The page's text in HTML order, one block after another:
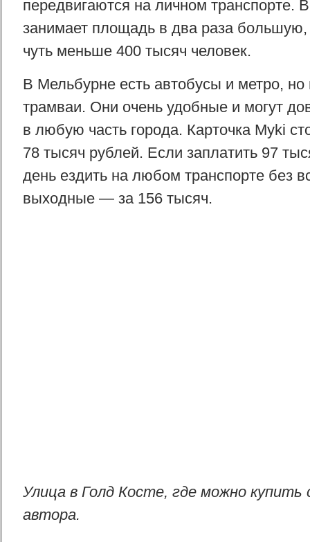
передвигаются на личном транспорте.
занимает площадь в два раза
чуть меньше 400 тысяч человек.
В Мельбурне есть автобусы и метро, но
трамваи. Они очень удобные и могут
в любую часть города. Карточка Myki
78 тысяч рублей. Если заплатить 97
день ездить на любом транспорте без
выходные — за 156 тысяч.
Улица в Голд Косте, где можно
автора.